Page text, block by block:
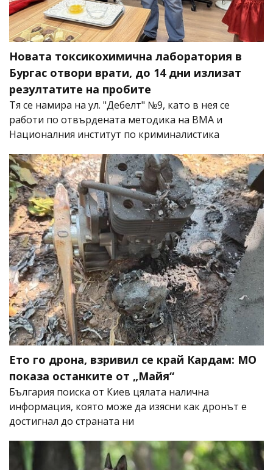
Новата токсикохимична лаборатория в
Бургас отвори врати, до 14 дни излизат
резултатите на пробите
Тя се намира на ул. "Дебелт" №9, като в нея се
работи по отвърдената методика на ВМА и
Националния институт по криминалистика
Ето го дрона, взривил се край Кардам: МО
показа останките от „Майя“
България поиска от Киев цялата налична
информация, която може да изясни как дронът е
достигнал до страната ни